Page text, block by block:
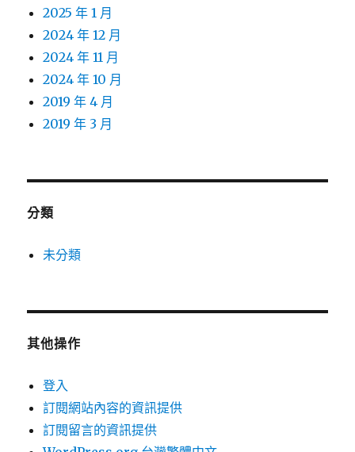
2025 年 1 月
2024 年 12 月
2024 年 11 月
2024 年 10 月
2019 年 4 月
2019 年 3 月
分類
未分類
其他操作
登入
訂閱網站內容的資訊提供
訂閱留言的資訊提供